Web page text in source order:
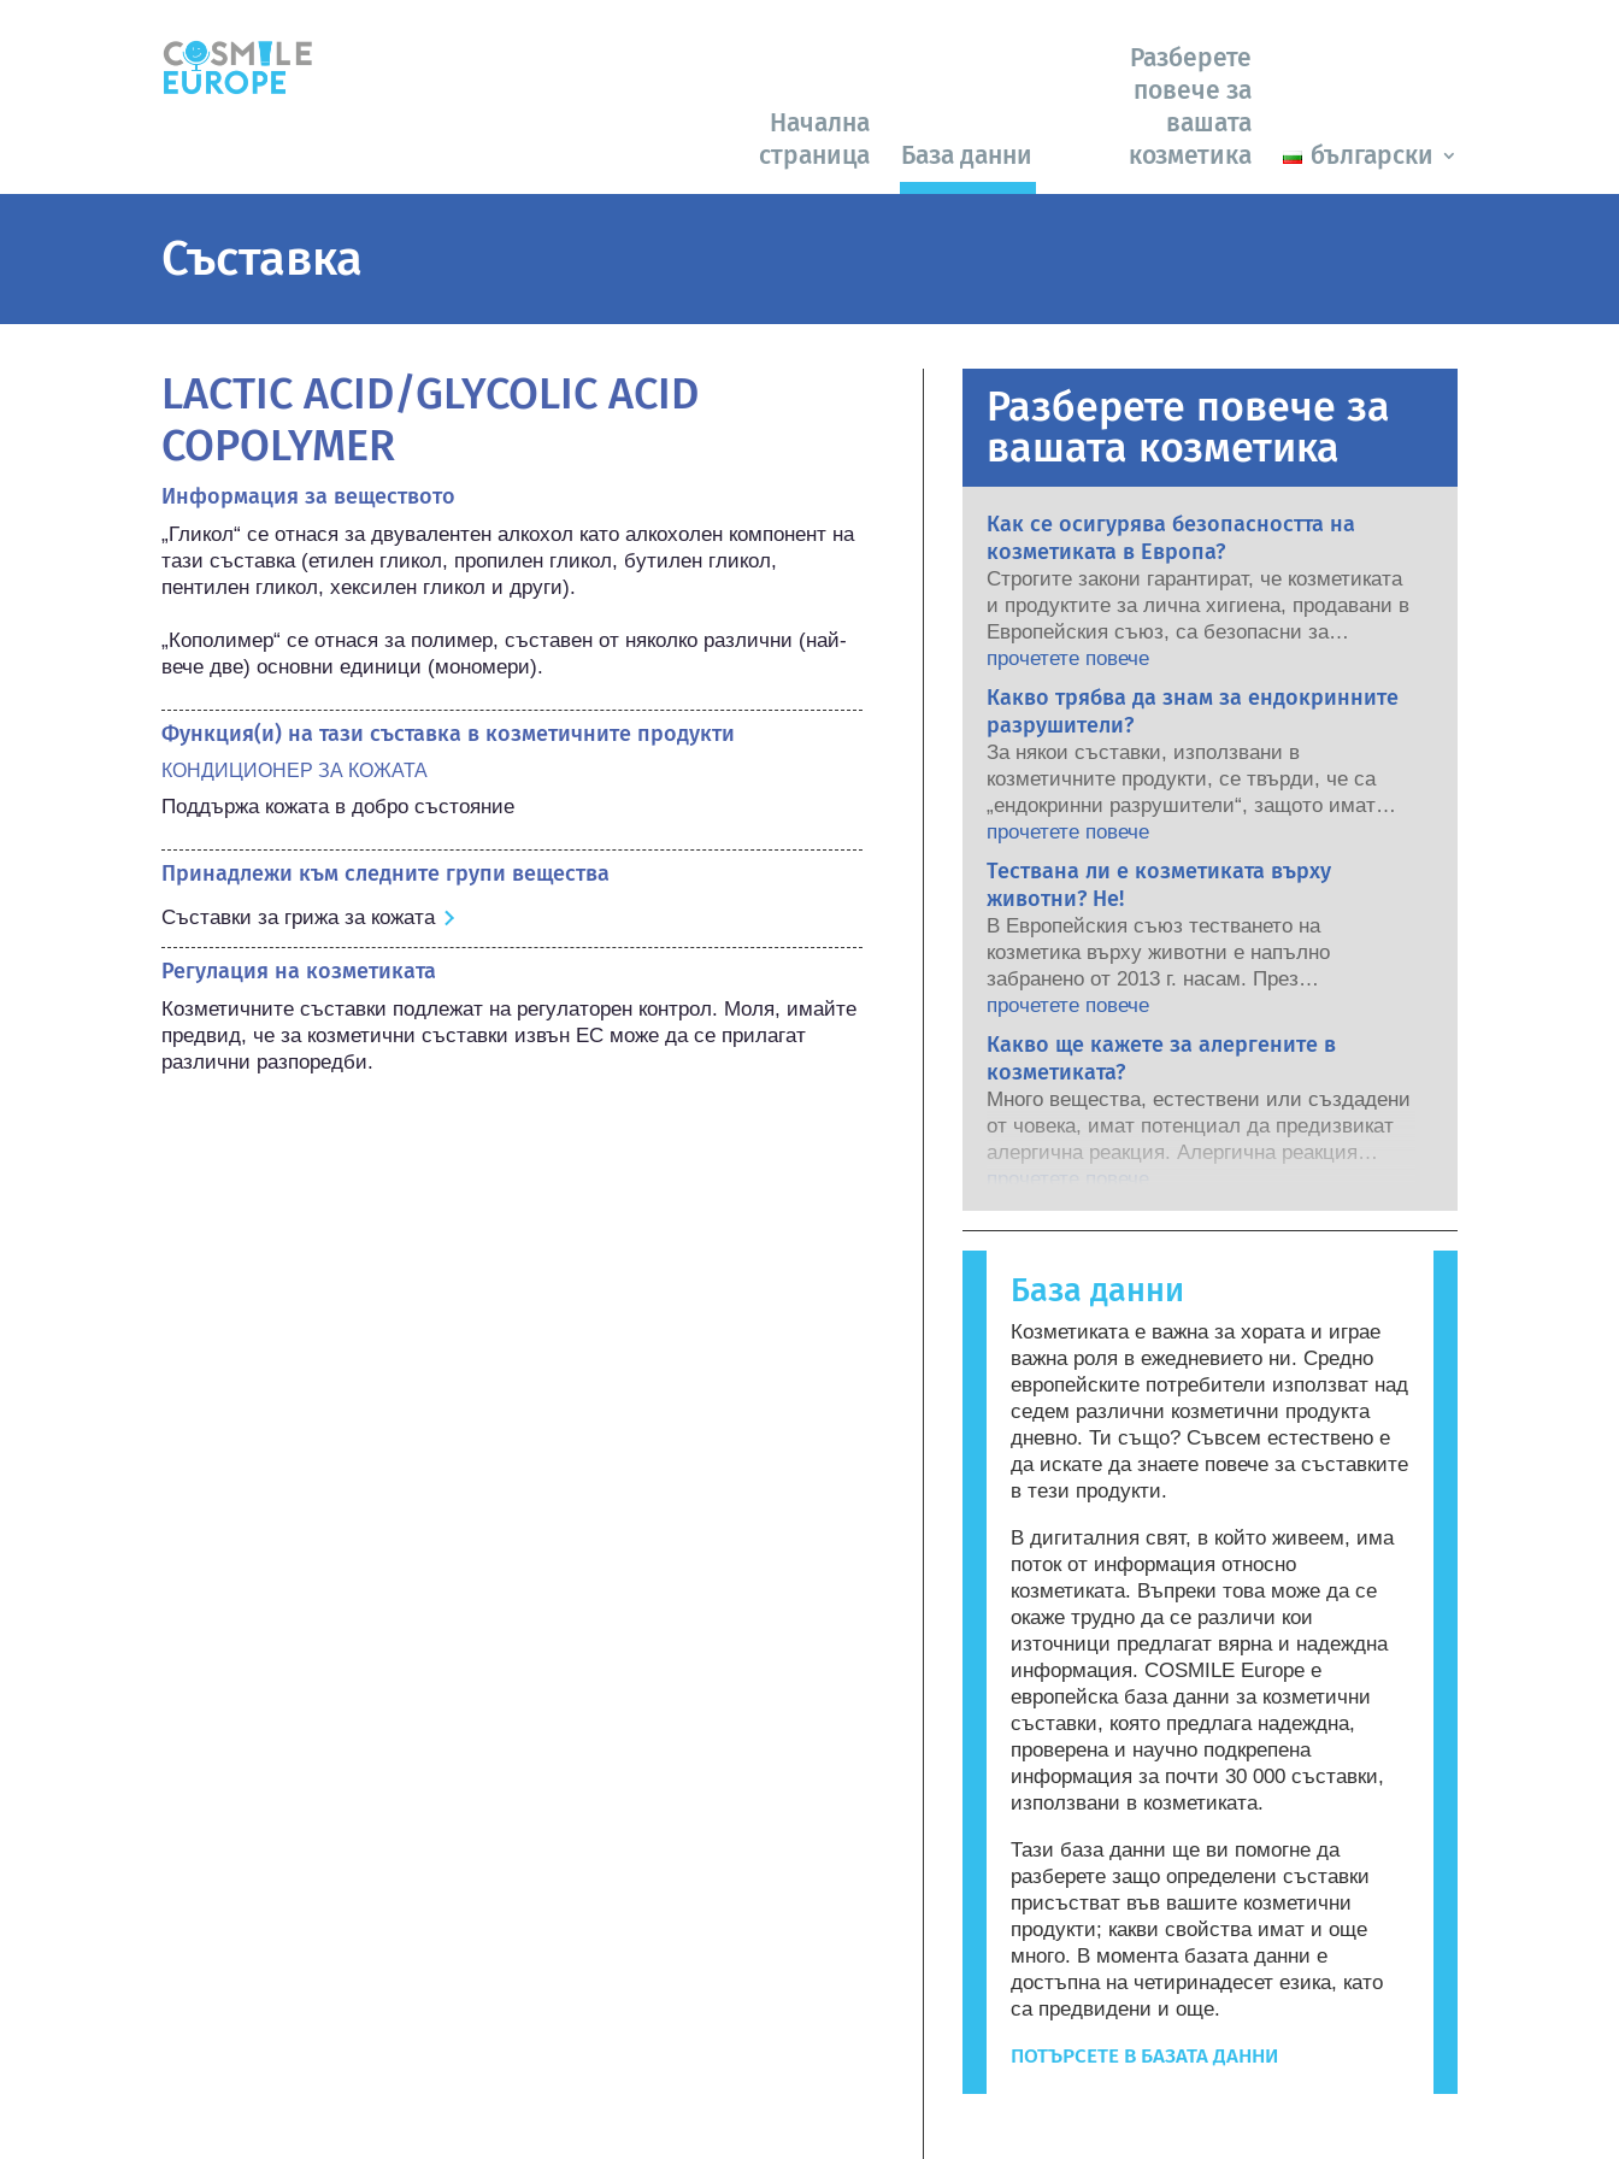
Начална
страница
База данни
Разберете
повече за
вашата
козметика
български
Съставка
LACTIC ACID/GLYCOLIC ACID
COPOLYMER
Информация за веществото
„Гликол“ се отнася за двувалентен алкохол като алкохолен компонент на
тази съставка (етилен гликол, пропилен гликол, бутилен гликол,
пентилен гликол, хексилен гликол и други).
„Кополимер“ се отнася за полимер, съставен от няколко различни (най-
вече две) основни единици (мономери).
Функция(и) на тази съставка в козметичните продукти
КОНДИЦИОНЕР ЗА КОЖАТА
Поддържа кожата в добро състояние
Принадлежи към следните групи вещества
Съставки за грижа за кожата
Регулация на козметиката
Козметичните съставки подлежат на регулаторен контрол. Моля, имайте
предвид, че за козметични съставки извън ЕС може да се прилагат
различни разпоредби.
Разберете повече за
вашата козметика
Как се осигурява безопасността на
козметиката в Европа?
Строгите закони гарантират, че козметиката
и продуктите за лична хигиена, продавани в
Европейския съюз, са безопасни за
употреба от хората. Компаниите,
националните и европейските регулаторни
органи споделят отговорността при
осигуряванете на безопасността на
козметичните продукти.
прочетете повече
Какво трябва да знам за ендокринните
разрушители?
За някои съставки, използвани в
козметичните продукти, се твърди, че са
„ендокринни разрушители“, защото имат
потенциала да имитират някои от
свойствата на нашите хормони. Само
защото нещо има потенциала да имитира
хормон, не означава, че ще наруши нашата
ендокринна система. Много вещества,
включително естествени, имитиращи
хормони, но много малко, и това са
предимно мощни лекарства, някога са
доказвали, че причиняват смущения в
ендокринната система. Строгите оценки на
безопасността на продуктите от
квалифицирани научни експерти, които
компаниите са задължени по закон да
ендокринни смущения.
прочетете повече
Тествана ли е козметиката върху
животни? Не!
В Европейския съюз тестването на
козметика върху животни е напълно
забранено от 2013 г. насам. През
последните 30 години, много преди
забраната да влезе в сила, индустрията за
козметика и лична хигиена инвестира в
научноизследователска и развойна дейност,
за да бъде пионер в алтернативите на
инструментите за тестване върху животни
за оценка на безопасността на козметичните
прочетете повече
Какво ще кажете за алергените в
козметиката?
Много вещества, естествени или създадени
от човека, имат потенциал да предизвикат
алергична реакция. Алергична реакция
повечето хора. Вещество, което предизвиква
алергична реакция, се нарича алерген.
Козметиката и продуктите за лична хигиена
могат да съдържат съставки, които могат да
бъдат алергични за някои хора. Това не
означава, че продуктът не е безопасен за
употреба от други потребители.
База данни
Козметиката е важна за хората и играе
важна роля в ежедневието ни. Средно
европейските потребители използват над
седем различни козметични продукта
дневно. Ти също? Съвсем естествено е
да искате да знаете повече за съставките
в тези продукти.
В дигиталния свят, в който живеем, има
поток от информация относно
козметиката. Въпреки това може да се
окаже трудно да се различи кои
източници предлагат вярна и надеждна
информация. COSMILE Europe е
европейска база данни за козметични
съставки, която предлага надеждна,
проверена и научно подкрепена
информация за почти 30 000 съставки,
използвани в козметиката.
Тази база данни ще ви помогне да
разберете защо определени съставки
присъстват във вашите козметични
продукти; какви свойства имат и още
много. В момента базата данни е
достъпна на четиринадесет езика, като
са предвидени и още.
ПОТЪРСЕТЕ В БАЗАТА ДАННИ